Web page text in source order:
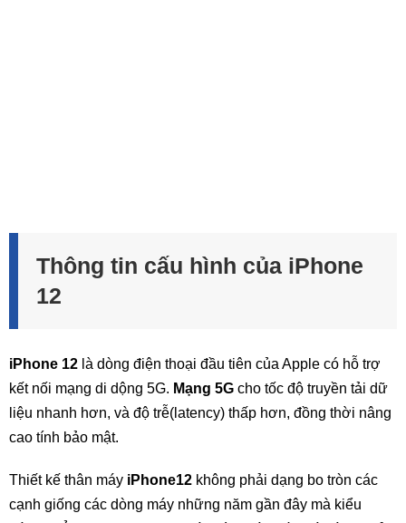
Thông tin cấu hình của iPhone
12
iPhone 12 là dòng điện thoại đầu tiên của Apple có hỗ trợ
kết nối mạng di dộng 5G. Mạng 5G cho tốc độ truyền tải dữ
liệu nhanh hơn, và độ trễ(latency) thấp hơn, đồng thời nâng
cao tính bảo mật.
Thiết kế thân máy iPhone12 không phải dạng bo tròn các
cạnh giống các dòng máy những năm gần đây mà kiểu